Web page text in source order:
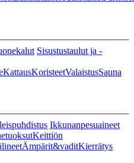
Sisustustaulut ja -
KattausKoristeetValaistusSauna
Ikkunanpesuaineet
Keittiön
Ämpärit&vaditKierrätys